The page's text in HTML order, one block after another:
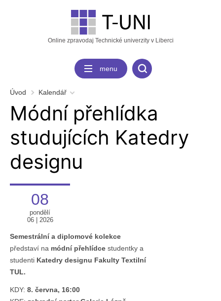
Online zpravodaj Technické univerzity v Liberci
menu
Úvod Kalendář
Módní přehlídka
studujících Katedry
designu
08
pondělí
06 | 2026
Semestrální a diplomové kolekce
představí na módní přehlídce studentky a
studenti Katedry designu Fakulty Textilní
TUL.
KDY: 8. června, 16:00